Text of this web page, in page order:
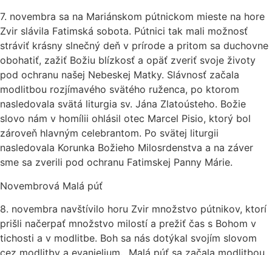
7. novembra sa na Mariánskom pútnickom mieste na hore
Zvir slávila Fatimská sobota. Pútnici tak mali možnosť
stráviť krásny slnečný deň v prírode a pritom sa duchovne
obohatiť, zažiť Božiu blízkosť a opäť zveriť svoje životy
pod ochranu našej Nebeskej Matky. Slávnosť začala
modlitbou rozjímavého svätého ruženca, po ktorom
nasledovala svätá liturgia sv. Jána Zlatoústeho. Božie
slovo nám v homílii ohlásil otec Marcel Pisio, ktorý bol
zároveň hlavným celebrantom. Po svätej liturgii
nasledovala Korunka Božieho Milosrdenstva a na záver
sme sa zverili pod ochranu Fatimskej Panny Márie.
Novembrová Malá púť
8. novembra navštívilo horu Zvir množstvo pútnikov, ktorí
prišli načerpať množstvo milostí a prežiť čas s Bohom v
tichosti a v modlitbe. Boh sa nás dotýkal svojím slovom